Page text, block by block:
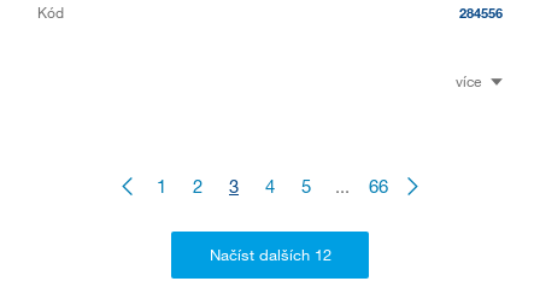
Kód 284556
více
1 2 3 4 5 ... 66